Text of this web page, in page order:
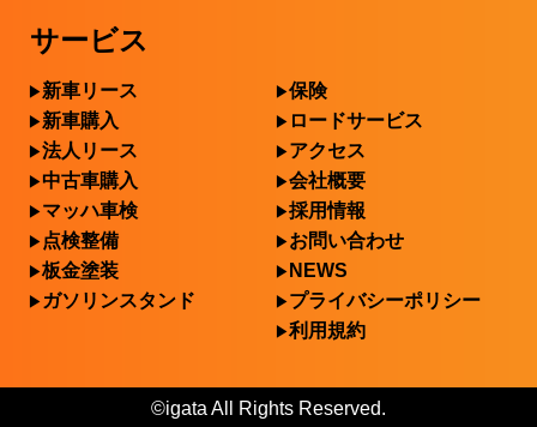
サービス
新車リース
新車購入
法人リース
中古車購入
マッハ車検
点検整備
板金塗装
ガソリンスタンド
保険
ロードサービス
アクセス
会社概要
採用情報
お問い合わせ
NEWS
プライバシーポリシー
利用規約
©igata All Rights Reserved.